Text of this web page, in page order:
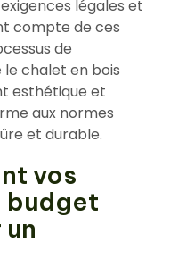
légales et
compte de ces
de
le chalet en bois
esthétique et
aux normes
et durable.
vos
budget